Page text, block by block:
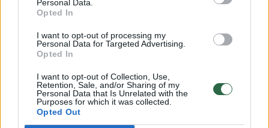
Personal Data.
Opted In
I want to opt-out of processing my
Personal Data for Targeted Advertising.
Opted In
I want to opt-out of Collection, Use,
Retention, Sale, and/or Sharing of my
Personal Data that Is Unrelated with the
Purposes for which it was collected.
Opted Out
tarptautinis bendradarbiavimas
Eurojusto atstovai reikšmingai prisidėjo prie
tyrimo koordinuodami ikiteisminio tyrimo
veiksmus tarp įvairių užsienio valstybių